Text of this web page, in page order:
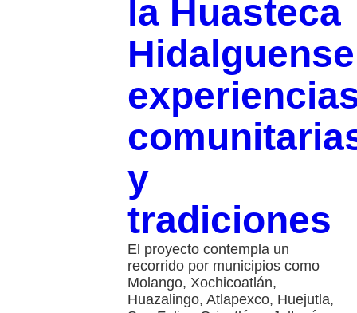
la Huasteca
y
tradiciones
El proyecto contempla un
recorrido por municipios como
Molango, Xochicoatlán,
Huazalingo, Atlapexco, Huejutla,